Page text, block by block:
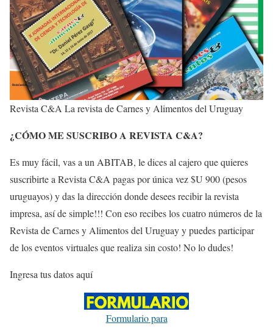
Revista C&A La revista de Carnes y Alimentos del Uruguay
¿CÓMO ME SUSCRIBO A REVISTA C&A?
Es muy fácil, vas a un ABITAB, le dices al cajero que quieres
suscribirte a Revista C&A pagas por única vez $U 900 (pesos
uruguayos) y das la dirección donde desees recibir la revista
impresa, así de simple!!! Con eso recibes los cuatro números de la
Revista de Carnes y Alimentos del Uruguay y puedes participar
de los eventos virtuales que realiza sin costo! No lo dudes!
Ingresa tus datos aquí
Formulario para